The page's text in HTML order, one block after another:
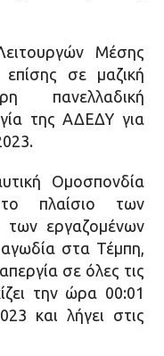
Μέσης
σε μαζική
πανελλαδική
της ΑΔΕΔΥ για
Ομοσπονδία
πλαίσιο των
των εργαζομένων
στα Τέμπη,
σε όλες τις
την ώρα 00:01
και λήγει στις